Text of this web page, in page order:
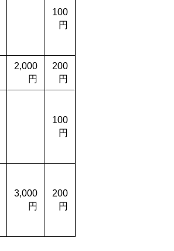
100
円
2,000
円
200
円
100
円
3,000
円
200
円